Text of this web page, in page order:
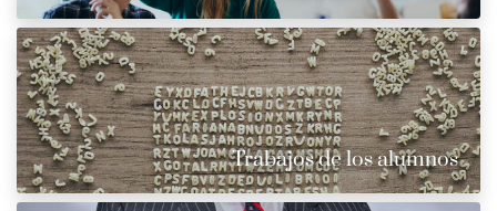
Trabajos de los alumnos